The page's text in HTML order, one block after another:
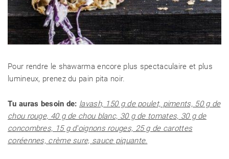
Pour rendre le shawarma encore plus spectaculaire et plus
lumineux, prenez du pain pita noir.
Tu auras besoin de: lavash, 150 g de poulet, piments, 50 g de
chou rouge, 40 g de chou blanc, 30 g de tomates, 30 g de
concombres, 15 g d'oignons rouges, 25 g de carottes
coréennes, crème sure, sauce piquante.